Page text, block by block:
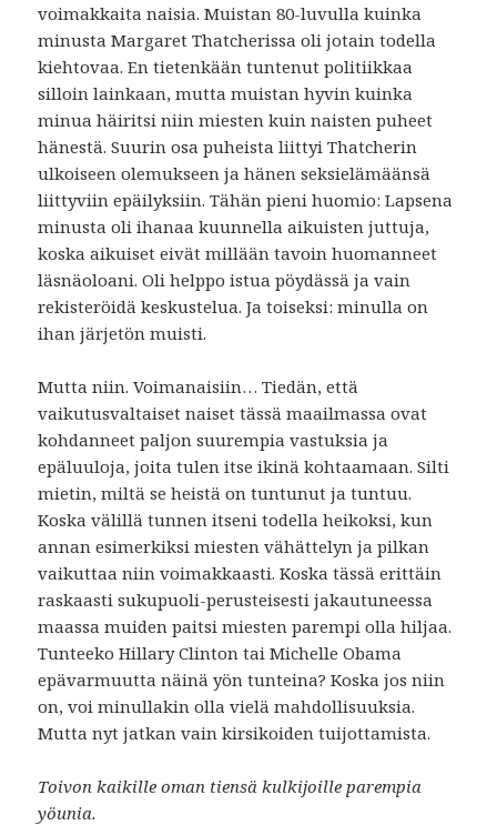
voimakkaita naisia. Muistan 80-luvulla kuinka
minusta Margaret Thatcherissa oli jotain todella
kiehtovaa. En tietenkään tuntenut politiikkaa
silloin lainkaan, mutta muistan hyvin kuinka
minua häiritsi niin miesten kuin naisten puheet
hänestä. Suurin osa puheista liittyi Thatcherin
ulkoiseen olemukseen ja hänen seksielämäänsä
liittyviin epäilyksiin. Tähän pieni huomio: Lapsena
minusta oli ihanaa kuunnella aikuisten juttuja,
koska aikuiset eivät millään tavoin huomanneet
läsnäoloani. Oli helppo istua pöydässä ja vain
rekisteröidä keskustelua. Ja toiseksi: minulla on
ihan järjetön muisti.
Mutta niin. Voimanaisiin… Tiedän, että
vaikutusvaltaiset naiset tässä maailmassa ovat
kohdanneet paljon suurempia vastuksia ja
epäluuloja, joita tulen itse ikinä kohtaamaan. Silti
mietin, miltä se heistä on tuntunut ja tuntuu.
Koska välillä tunnen itseni todella heikoksi, kun
annan esimerkiksi miesten vähättelyn ja pilkan
vaikuttaa niin voimakkaasti. Koska tässä erittäin
raskaasti sukupuoli-perusteisesti jakautuneessa
maassa muiden paitsi miesten parempi olla hiljaa.
Tunteeko Hillary Clinton tai Michelle Obama
epävarmuutta näinä yön tunteina? Koska jos niin
on, voi minullakin olla vielä mahdollisuuksia.
Mutta nyt jatkan vain kirsikoiden tuijottamista.
Toivon kaikille oman tiensä kulkijoille parempia
yöunia.